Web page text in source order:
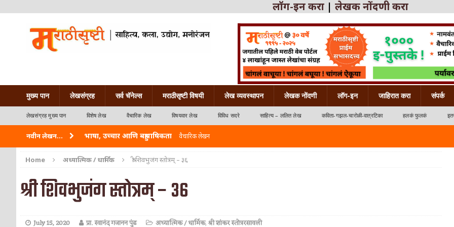
लॉग-इन करा | लेखक नोंदणी करा
मुख्य पान लेखसंग्रह सर्व चॅनेल्स मराठीसृष्टी विषयी लेख व्यवस्थापन लेखक नोंदणी लॉग-इन जाहिरात करा संपर्क
लेखसंग्रह मुख्य पान विशेष लेख वैचारिक लेख विषयवार लेख विविध सदरे साहित्य – ललित लेख कविता-गझल-चारोळी-वात्रटिका हलकं फुलकं
नवीन लेखन... भाषा, उच्चार आणि बहुभाषिकता वैचारिक लेखन
वारी विठ्ठलाची कविता-गझल-चारोळी-वात्रटिका
ताम्र – एक अफलातून धातू (COPPER)
जेव्हा मी आडनांव बदलले
अशी एक कविता लिहू इच्छिते कविता-गझल-चारोळी-वात्रटिका
Home अध्यात्मिक / धार्मिक श्री शिवभुजंग स्तोत्रम् – ३६
श्री शिवभुजंग स्तोत्रम् – ३६
July 15, 2020 प्रा. स्वानंद गजानन पुंड अध्यात्मिक / धार्मिक,श्री शांकर स्तोत्ररसावली